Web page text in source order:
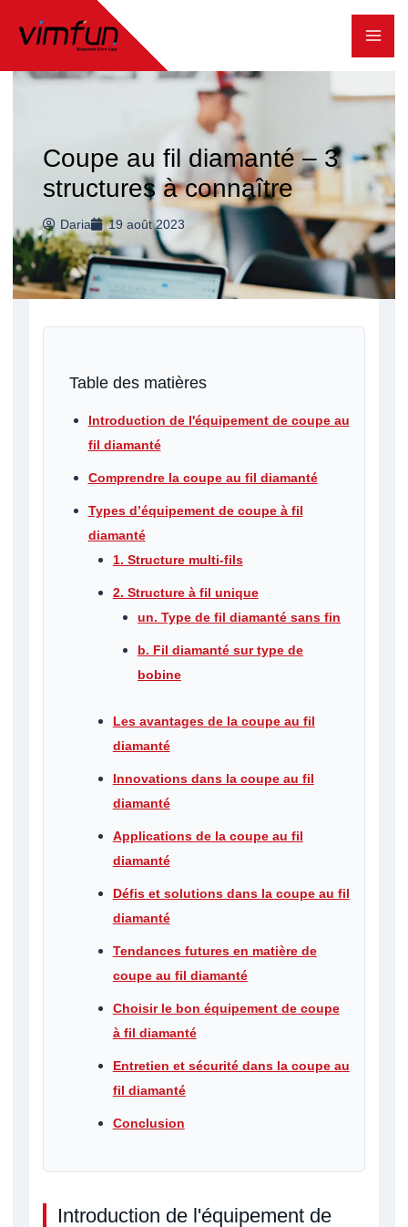
content
Coupe au fil diamanté – 3
structures à connaître
Daria 19 août 2023
Table des matières
Introduction de l'équipement de coupe au
fil diamanté
Comprendre la coupe au fil diamanté
Types d’équipement de coupe à fil
diamanté
1. Structure multi-fils
2. Structure à fil unique
un. Type de fil diamanté sans fin
b. Fil diamanté sur type de
bobine
Les avantages de la coupe au fil
diamanté
Innovations dans la coupe au fil
diamanté
Applications de la coupe au fil
diamanté
Défis et solutions dans la coupe au fil
diamanté
Tendances futures en matière de
coupe au fil diamanté
Choisir le bon équipement de coupe
à fil diamanté
Entretien et sécurité dans la coupe au
fil diamanté
Conclusion
Introduction de l'équipement de